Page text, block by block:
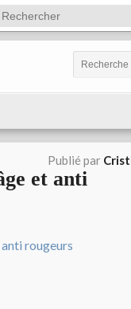
Publié par
et anti